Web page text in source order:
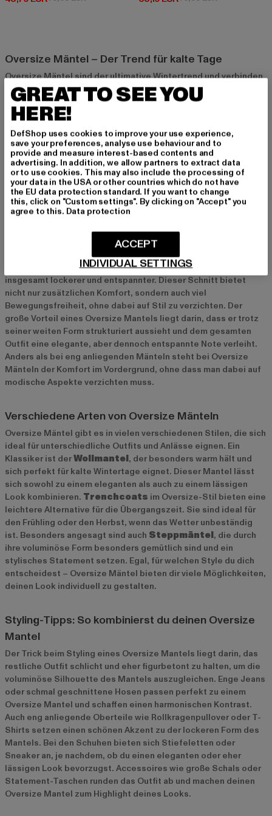
Oversize Mäntel – Der Trend für kalte Tage
Oversize Mäntel sind der ultimative Wintertrend und verbinden
Stil mit Funktionalität. Sie halten nicht nur warm, sondern
sorgen durch ihren lockeren, weiten Schnitt auch für einen
modernen und lässigen Look. Besonders in der Streetwear-
entwickelt, da sie vielseitig kombinierbar sind und jedem Outfit
das gewisse Etwas verleihen. Egal ob im Alltag, auf dem Weg
zur Arbeit oder bei einem besonderen Anlass – mit einem
Oversize Mantel machst du immer eine gute Figur und bist
gleichzeitig bestens vor der Kälte geschützt.
Ein Oversize Mantel zeichnet sich durch eine weite Passform
aus, die oft länger geschnitten ist als klassische Mäntel. Die
Ärmel sind in der Regel etwas länger, und die Silhouette wirkt
insgesamt lockerer und entspannter. Dieser Schnitt bietet
nicht nur zusätzlichen Komfort, sondern auch viel
Bewegungsfreiheit, ohne dabei auf Stil zu verzichten. Der
große Vorteil eines Oversize Mantels liegt darin, dass er trotz
seiner weiten Form strukturiert aussieht und dem gesamten
Outfit eine elegante, aber dennoch entspannte Note verleiht.
Anders als bei eng anliegenden Mänteln steht bei Oversize
Mänteln der Komfort im Vordergrund, ohne dass man dabei auf
modische Aspekte verzichten muss.
Verschiedene Arten von Oversize Mänteln
Oversize Mäntel gibt es in vielen verschiedenen Stilen, die sich
ideal für unterschiedliche Outfits und Anlässe eignen. Ein
Klassiker ist derWollmantel, der besonders warm hält und
sich perfekt für kalte Wintertage eignet. Dieser Mantel lässt
sich sowohl zu einem eleganten als auch zu einem lässigen
Look kombinieren. Trenchcoats im Oversize-Stil bieten eine
leichtere Alternative für die Übergangszeit. Sie sind ideal für
den Frühling oder den Herbst, wenn das Wetter unbeständig
ist. Besonders angesagt sind auch Steppmäntel, die durch
ihre voluminöse Form besonders gemütlich sind und ein
stylisches Statement setzen. Egal, für welchen Style du dich
entscheidest – Oversize Mäntel bieten dir viele Möglichkeiten,
deinen Look individuell zu gestalten.
Styling-Tipps: So kombinierst du deinen Oversize
Mantel
Der Trick beim Styling eines Oversize Mantels liegt darin, das
restliche Outfit schlicht und eher figurbetont zu halten, um die
voluminöse Silhouette des Mantels auszugleichen. Enge Jeans
oder schmal geschnittene Hosen passen perfekt zu einem
Oversize Mantel und schaffen einen harmonischen Kontrast.
Auch eng anliegende Oberteile wie Rollkragenpullover oder T-
Shirts setzen einen schönen Akzent zu der lockeren Form des
Mantels. Bei den Schuhen bieten sich Stiefeletten oder
Sneaker an, je nachdem, ob du einen eleganten oder eher
lässigen Look bevorzugst. Accessoires wie große Schals oder
Statement-Taschen runden das Outfit ab und machen deinen
Oversize Mantel zum Highlight deines Looks.
GREAT TO SEE YOU
HERE!
DefShop uses cookies to improve your use experience,
save your preferences, analyse use behaviour and to
provide and measure interest-based contents and
advertising. In addition, we allow partners to extract data
or to use cookies. This may also include the processing of
your data in the USA or other countries which do not have
the EU data protection standard. If you want to change
this, click on "Custom settings". By clicking on "Accept" you
agree to this. Data protection
INDIVIDUAL SETTINGS
ACCEPT